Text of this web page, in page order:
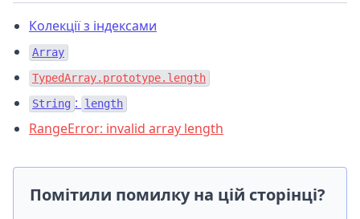
Колекції з індексами
Array
TypedArray.prototype.length
String : length
RangeError: invalid array length
Помітили помилку на цій сторінці?